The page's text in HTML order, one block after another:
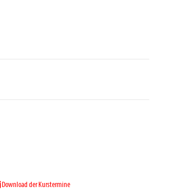
Download der Kurstermine